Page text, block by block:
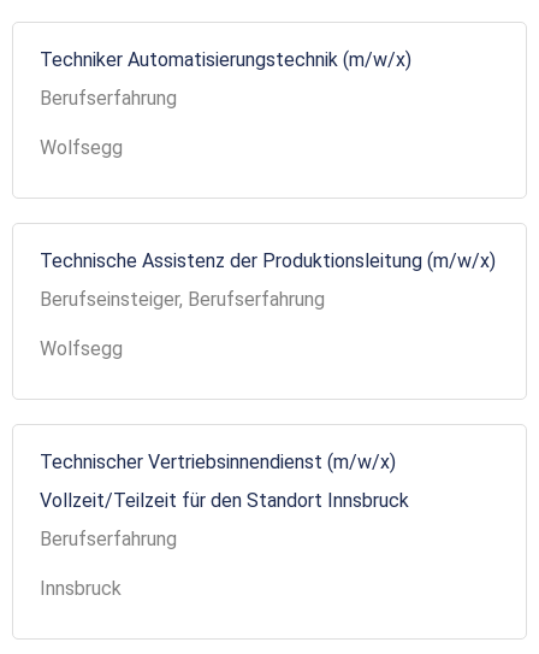
Techniker Automatisierungstechnik (m/w/x)
Berufserfahrung
Wolfsegg
Technische Assistenz der Produktionsleitung (m/w/x)
Berufseinsteiger, Berufserfahrung
Wolfsegg
Technischer Vertriebsinnendienst (m/w/x)
Vollzeit/Teilzeit für den Standort Innsbruck
Berufserfahrung
Innsbruck